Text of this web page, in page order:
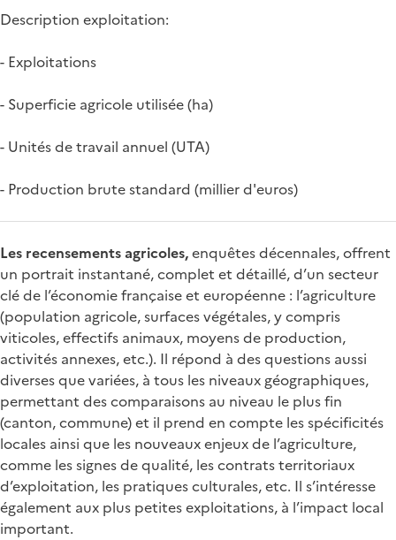
Description exploitation:
- Exploitations
- Superficie agricole utilisée (ha)
- Unités de travail annuel (UTA)
- Production brute standard (millier d'euros)
Les recensements agricoles,enquêtes décennales, offrent
un portrait instantané, complet et détaillé, d’un secteur
clé de l’économie française et européenne : l’agriculture
(population agricole, surfaces végétales, y compris
viticoles, effectifs animaux, moyens de production,
activités annexes, etc.). Il répond à des questions aussi
diverses que variées, à tous les niveaux géographiques,
permettant des comparaisons au niveau le plus fin
(canton, commune) et il prend en compte les spécificités
locales ainsi que les nouveaux enjeux de l’agriculture,
comme les signes de qualité, les contrats territoriaux
d’exploitation, les pratiques culturales, etc. Il s’intéresse
également aux plus petites exploitations, à l’impact local
important.